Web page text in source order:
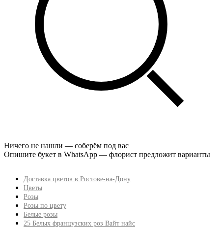
Ничего не нашли — соберём под вас
Опишите букет в WhatsApp — флорист предложит варианты
Доставка цветов в Ростове-на-Дону
Цветы
Розы
Розы по цвету
Белые розы
25 Белых французских роз Вайт найс